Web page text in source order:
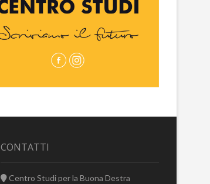
CONTATTI
Centro Studi per la Buona Destra